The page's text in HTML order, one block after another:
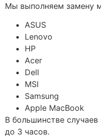
Мы выполняем замену
ASUS
Lenovo
HP
Acer
Dell
MSI
Samsung
Apple MacBook
В большинстве
до 3 часов.